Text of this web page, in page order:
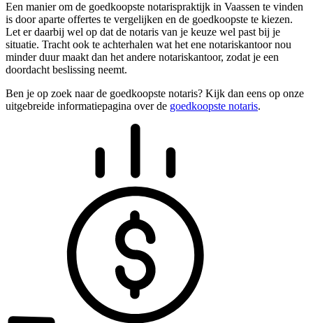
Een manier om de goedkoopste notarispraktijk in Vaassen te vinden
is door aparte offertes te vergelijken en de goedkoopste te kiezen.
Let er daarbij wel op dat de notaris van je keuze wel past bij je
situatie. Tracht ook te achterhalen wat het ene notariskantoor nou
minder duur maakt dan het andere notariskantoor, zodat je een
doordacht beslissing neemt.
Ben je op zoek naar de goedkoopste notaris? Kijk dan eens op onze
uitgebreide informatiepagina over de goedkoopste notaris.